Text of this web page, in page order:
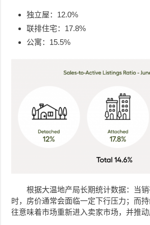
独立屋：12.0%
联排住宅：17.8%
公寓：15.5%
根据大温地产局长期统计数据：当
时，房价通常会面临一定下行压力；而
往意味着市场重新进入卖家市场，并推动